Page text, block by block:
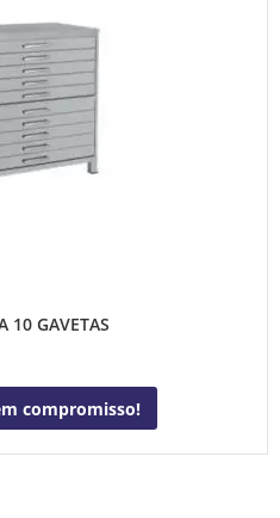
10 GAVETAS
compromisso!